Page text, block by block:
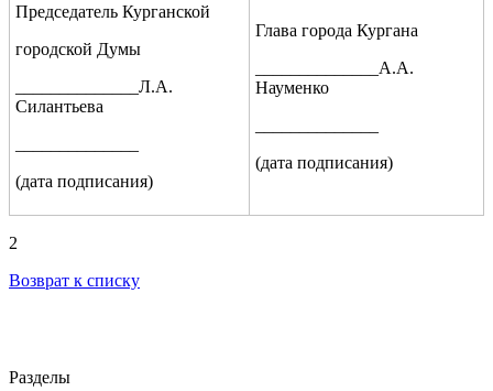
Председатель Курганской
городской Думы
______________Л.А.
Силантьева
(дата подписания)
Глава города Кургана
______________А.А.
Науменко
(дата подписания)
2
Возврат к списку
Разделы